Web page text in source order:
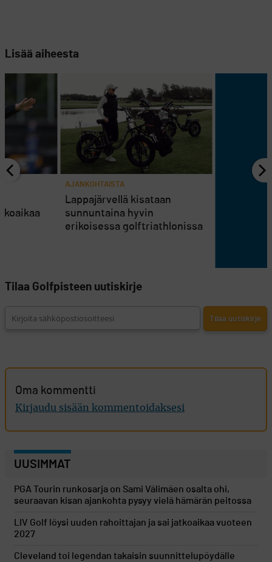
Lisää aiheesta
AJANKOHTAISTA
Lappajärvellä kisataan
sunnuntaina hyvin
erikoisessa golftriathlonissa
Tilaa Golfpisteen uutiskirje
Oma kommentti
Kirjaudu sisään kommentoidaksesi
UUSIMMAT
PGA Tourin runkosarja on Sami Välimäen osalta ohi,
seuraavan kisan ajankohta pysyy vielä hämärän peitossa
LIV Golf löysi uuden rahoittajan ja sai jatkoaikaa vuoteen
2027
Cleveland toi legendan takaisin suunnittelupöydälle